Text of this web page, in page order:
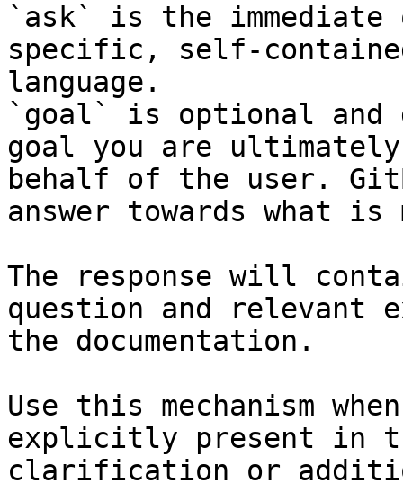
`ask` is the
specific, self-
language.
`goal` is optional and
goal you are
behalf of the user.
answer towards what
The response will
question and relevant
the documentation.
Use this mechanism
explicitly present in
clarification or